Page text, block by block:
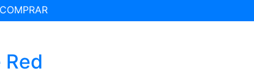
COMPRAR
PREÇO